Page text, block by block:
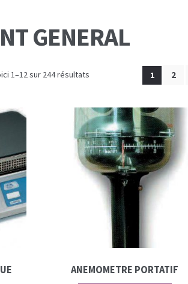
GENERAL
1–12 sur 244 résultats 1 2
ANEMOMETRE PORTATIF